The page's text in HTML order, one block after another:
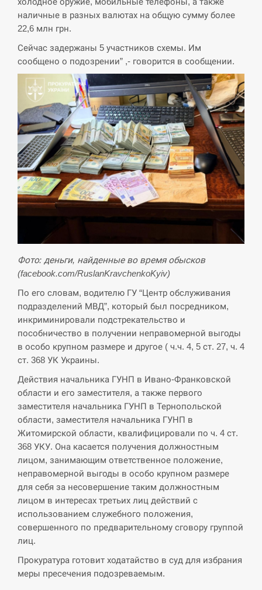
наличные в разных валютах на общую сумму более
22,6 млн грн.
Сейчас задержаны 5 участников схемы. Им
сообщено о подозрении” ,- говорится в сообщении.
Фото: деньги, найденные во время обысков
(facebook.com/RuslanKravchenkoKyiv)
По его словам, водителю ГУ “Центр обслуживания
подразделений МВД”, который был посредником,
инкриминировали подстрекательство и
пособничество в получении неправомерной выгоды
в особо крупном размере и другое ( ч.ч. 4, 5 ст. 27, ч. 4
ст. 368 УК Украины.
Действия начальника ГУНП в Ивано-Франковской
области и его заместителя, а также первого
заместителя начальника ГУНП в Тернопольской
области, заместителя начальника ГУНП в
Житомирской области, квалифицировали по ч. 4 ст.
368 УКУ. Она касается получения должностным
лицом, занимающим ответственное положение,
неправомерной выгоды в особо крупном размере
для себя за несовершение таким должностным
лицом в интересах третьих лиц действий с
использованием служебного положения,
совершенного по предварительному сговору группой
лиц.
Прокуратура готовит ходатайство в суд для избрания
меры пресечения подозреваемым.